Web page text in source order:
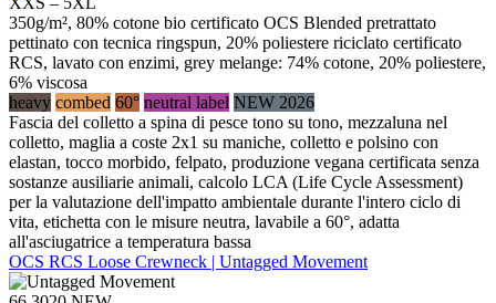
350g/m², 80% cotone bio certificato OCS Blended pretrattato
pettinato con tecnica ringspun, 20% poliestere riciclato certificato
RCS, lavato con enzimi, grey melange: 74% cotone, 20% poliestere,
6% viscosa
heavy combed 60° neutral label NEW 2026
Fascia del colletto a spina di pesce tono su tono, mezzaluna nel
colletto, maglia a coste 2x1 su maniche, colletto e polsino con
elastan, tocco morbido, felpato, produzione vegana certificata senza
sostanze ausiliarie animali, calcolo LCA (Life Cycle Assessment)
per la valutazione dell'impatto ambientale durante l'intero ciclo di
vita, etichetta con le misure neutra, lavabile a 60°, adatta
all'asciugatrice a temperatura bassa
OCS RCS Loose Crewneck | Untagged Movement